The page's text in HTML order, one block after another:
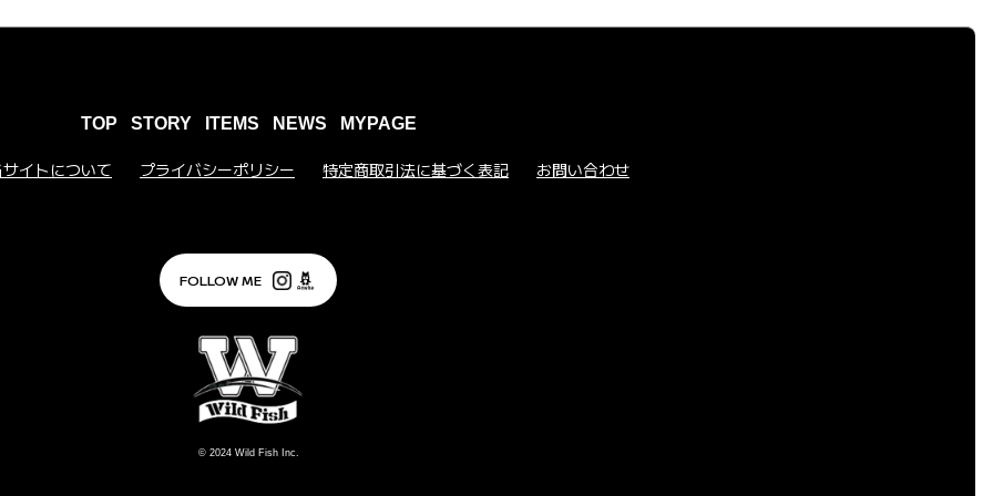
TOP STORY ITEMS NEWS MYPAGE
サイトについて プライバシーポリシー 特定商取引法に基づく表記 お問い合わせ
FOLLOW ME
© 2024 Wild Fish Inc.